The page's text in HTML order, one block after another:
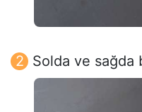
Solda ve sağda